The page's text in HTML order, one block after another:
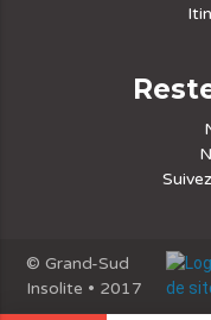
© Grand-Sud
Insolite • 2017